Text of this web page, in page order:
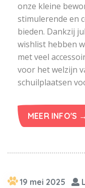
onze kleine
stimulerende en
bieden. Dankzij
wishlist hebben
met veel
voor het welzijn
schuilplaatsen
MEER INFO'S →
19 mei 2025